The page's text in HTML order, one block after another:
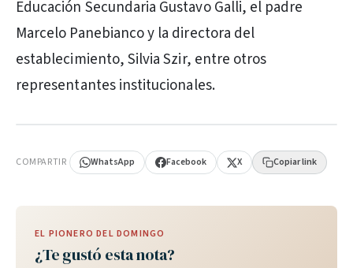
Educación Secundaria Gustavo Galli, el padre
Marcelo Panebianco y la directora del
establecimiento, Silvia Szir, entre otros
representantes institucionales.
COMPARTIR WhatsApp Facebook X Copiar link
EL PIONERO DEL DOMINGO
¿Te gustó esta nota?